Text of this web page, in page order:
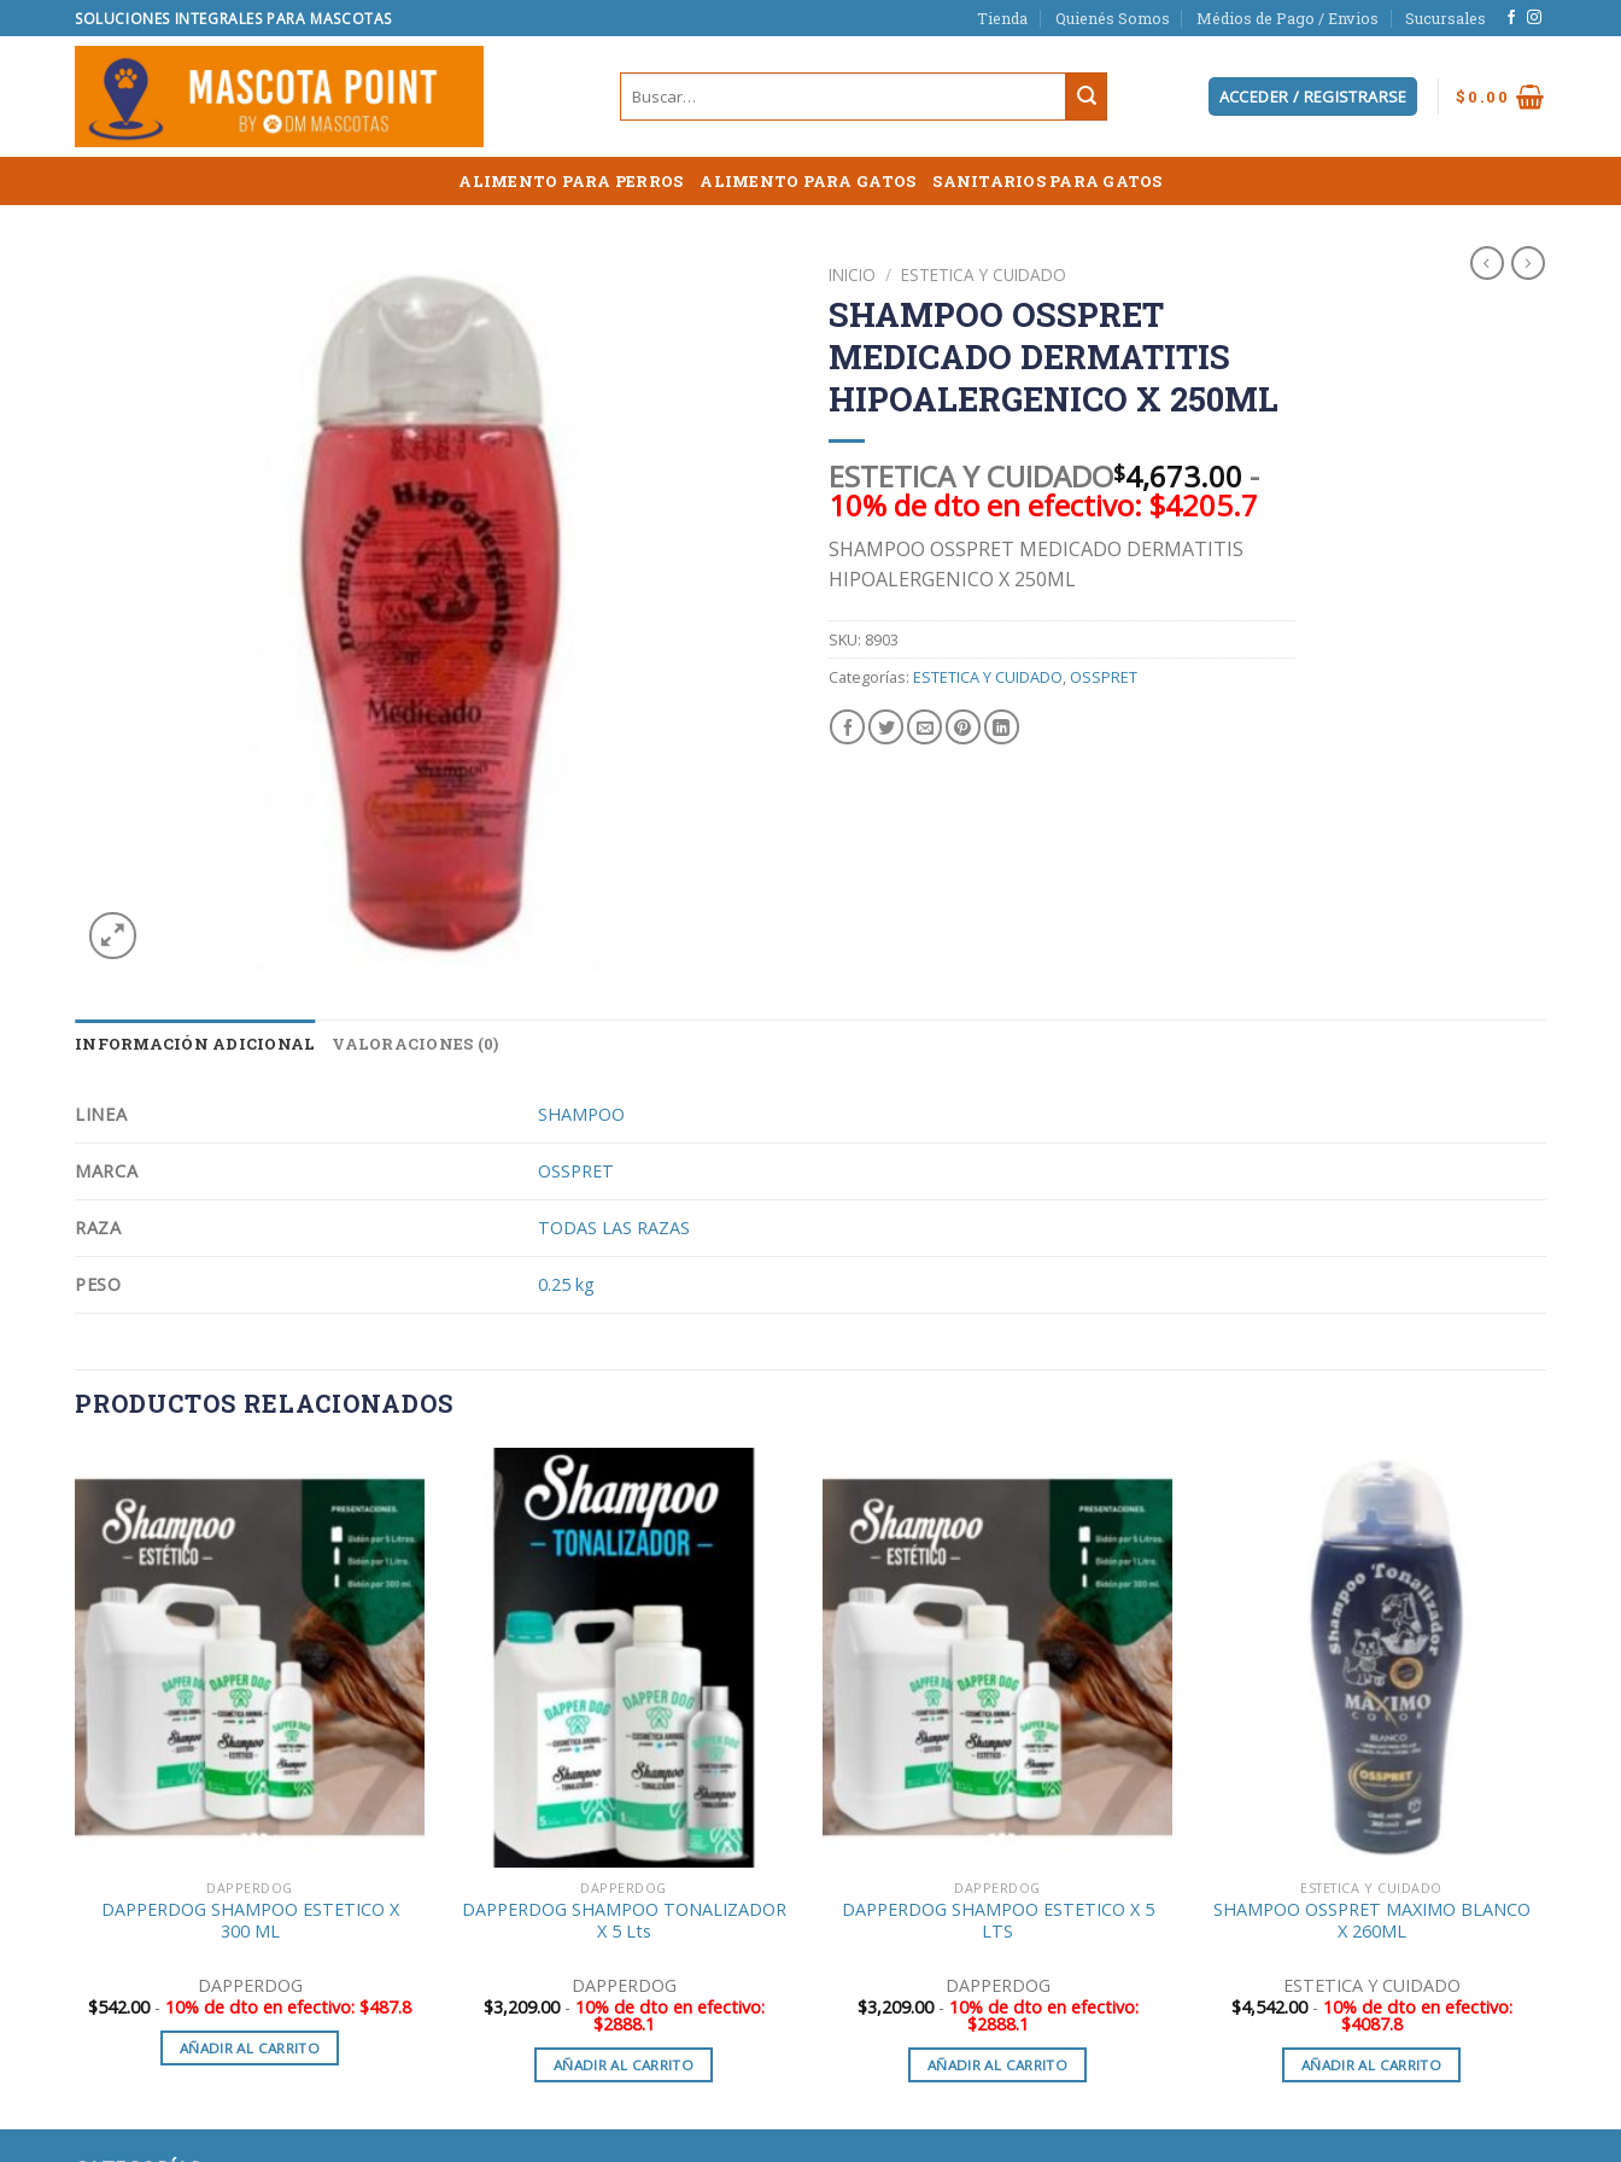
to
SOLUCIONES INTEGRALES PARA MASCOTAS Tienda Quienés Somos Médios de Pago / Envios Sucursales
por:
ACCEDER / REGISTRARSE $ 0.00
ALIMENTO PARA PERROS ALIMENTO PARA GATOS SANITARIOS PARA GATOS
INICIO / ESTETICA Y CUIDADO
SHAMPOO OSSPRET
MEDICADO DERMATITIS
HIPOALERGENICO X 250ML
ESTETICA Y CUIDADO$4,673.00 -
10% de dto en efectivo: $4205.7
SHAMPOO OSSPRET MEDICADO DERMATITIS
HIPOALERGENICO X 250ML
SKU: 8903
Categorías: ESTETICA Y CUIDADO OSSPRET
INFORMACIÓN ADICIONAL VALORACIONES (0)
LINEA SHAMPOO
MARCA OSSPRET
RAZA TODAS LAS RAZAS
PESO 0.25 kg
PRODUCTOS RELACIONADOS
DAPPERDOG
DAPPERDOG SHAMPOO ESTETICO X
300 ML
DAPPERDOG
$542.00- 10% de dto en efectivo: $487.8
AÑADIR AL CARRITO
DAPPERDOG
DAPPERDOG SHAMPOO TONALIZADOR
X 5 Lts
DAPPERDOG
$3,209.00- 10% de dto en efectivo:
$2888.1
AÑADIR AL CARRITO
DAPPERDOG
DAPPERDOG SHAMPOO ESTETICO X 5
LTS
DAPPERDOG
$3,209.00- 10% de dto en efectivo:
$2888.1
AÑADIR AL CARRITO
ESTETICA Y CUIDADO
SHAMPOO OSSPRET MAXIMO BLANCO
X 260ML
ESTETICA Y CUIDADO
$4,542.00- 10% de dto en efectivo:
$4087.8
AÑADIR AL CARRITO